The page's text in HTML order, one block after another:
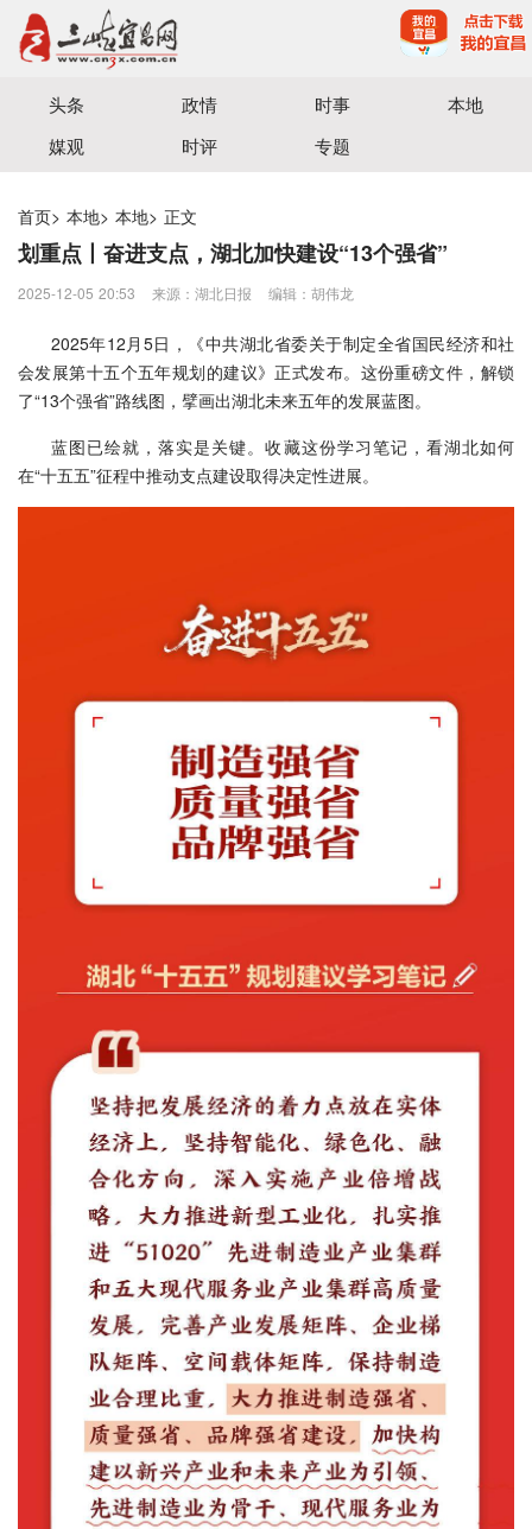
宜昌三峡融媒体中心主办
头条 政情 时事
本地
媒观
时评 专题
首页> 本地> 本地> 正文
划重点丨奋进支点，湖北加快建设“13个强省”
2025-12-05 20:53 来源：​湖北日报 编辑：胡伟龙
2025年12月5日，《中共湖北省委关于制定全省国民经济和社
会发展第十五个五年规划的建议》正式发布。这份重磅文件，解锁
了“13个强省”路线图，擘画出湖北未来五年的发展蓝图。
蓝图已绘就，落实是关键。收藏这份学习笔记，看湖北如何
在“十五五”征程中推动支点建设取得决定性进展。